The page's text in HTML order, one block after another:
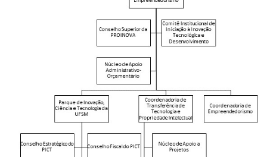
Ministério do Desenvolvimento Regional
Ministério da Mulher, da Família e dos Direitos Humanos
Secretaria-Geral